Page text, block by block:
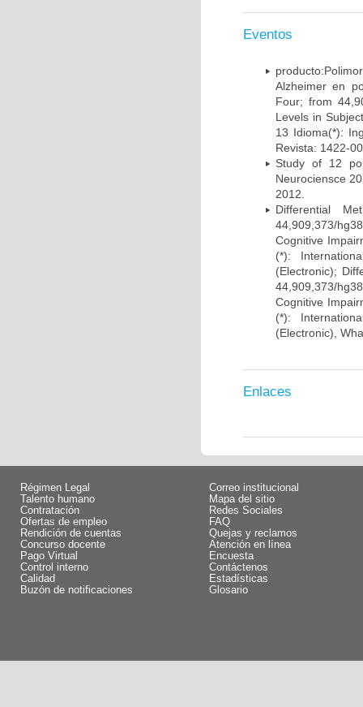
Eventos
Alzheimer en
Four; from
Levels in
13 Idioma(*):
Revista: 1422-
Study of 12
Neurociensce
2012.
Differential
44,909,373/
Cognitive
(*):
(Electronic);
44,909,373/
Cognitive
(*):
(Electronic),
Enlaces
Régimen Legal
Talento humano
Contratación
Ofertas de empleo
Rendición de cuentas
Concurso docente
Pago Virtual
Control interno
Calidad
Buzón de notificaciones
Correo institucional
Mapa del sitio
Redes Sociales
FAQ
Quejas y reclamos
Atención en línea
Encuesta
Contáctenos
Estadísticas
Glosario